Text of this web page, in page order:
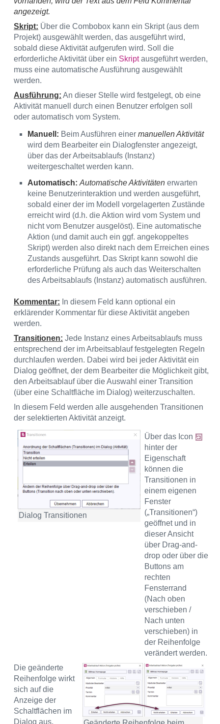
angezeigt.
Skript: Über die Combobox kann ein Skript (aus dem
Projekt) ausgewählt werden, das ausgeführt wird,
sobald diese Aktivität aufgerufen wird. Soll die
erforderliche Aktivität über ein Skriptausgeführt werden,
muss eine automatische Ausführung ausgewählt
werden.
Ausführung: An dieser Stelle wird festgelegt, ob eine
Aktivität manuell durch einen Benutzer erfolgen soll
oder automatisch vom System.
Manuell: Beim Ausführen einer manuellen Aktivität
wird dem Bearbeiter ein Dialogfenster angezeigt,
über das der Arbeitsablaufs (Instanz)
weitergeschaltet werden kann.
Automatisch: Automatische Aktivitäten erwarten
keine Benutzerinteraktion und werden ausgeführt,
sobald einer der im Modell vorgelagerten Zustände
erreicht wird (d.h. die Aktion wird vom System und
nicht vom Benutzer ausgelöst). Eine automatische
Aktion (und damit auch ein ggf. angekoppeltes
Skript) werden also direkt nach dem Erreichen eines
Zustands ausgeführt. Das Skript kann sowohl die
erforderliche Prüfung als auch das Weiterschalten
des Arbeitsablaufs (Instanz) automatisch ausführen.
Kommentar: In diesem Feld kann optional ein
erklärender Kommentar für diese Aktivität angeben
werden.
Transitionen: Jede Instanz eines Arbeitsablaufs muss
entsprechend der im Arbeitsablauf festgelegten Regeln
durchlaufen werden. Dabei wird bei jeder Aktivität ein
Dialog geöffnet, der dem Bearbeiter die Möglichkeit gibt,
den Arbeitsablauf über die Auswahl einer Transition
(über eine Schaltfläche im Dialog) weiterzuschalten.
In diesem Feld werden alle ausgehenden Transitionen
der selektierten Aktivität anzeigt.
Dialog Transitionen
Über das Icon
hinter der
Eigenschaft
können die
Transitionen in
einem eigenen
Fenster
(„Transitionen“)
geöffnet und in
dieser Ansicht
über Drag-and-
drop oder über die
Buttons am
rechten
Fensterrand
(Nach oben
verschieben /
Nach unten
verschieben) in
der Reihenfolge
verändert werden.
Die geänderte
Reihenfolge wirkt
sich auf die
Anzeige der
Schaltflächen im
Dialog aus.